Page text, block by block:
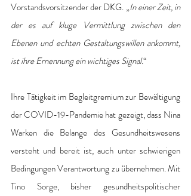
Vorstandsvorsitzender der DKG. „In einer Zeit, in
der es auf kluge Vermittlung zwischen den
Ebenen und echten Gestaltungswillen ankommt,
ist ihre Ernennung ein wichtiges Signal.“
Ihre Tätigkeit im Begleitgremium zur Bewältigung
der COVID-19-Pandemie hat gezeigt, dass Nina
Warken die Belange des Gesundheitswesens
versteht und bereit ist, auch unter schwierigen
Bedingungen Verantwortung zu übernehmen. Mit
Tino Sorge, bisher gesundheitspolitischer